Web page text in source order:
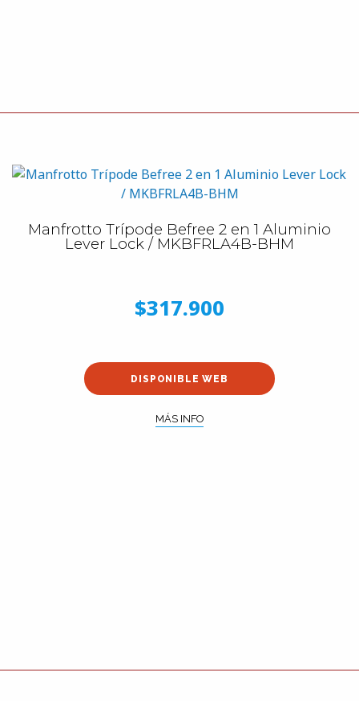
Manfrotto Trípode Befree 2 en 1 Aluminio
Lever Lock / MKBFRLA4B-BHM
$317.900
DISPONIBLE WEB
MÁS INFO